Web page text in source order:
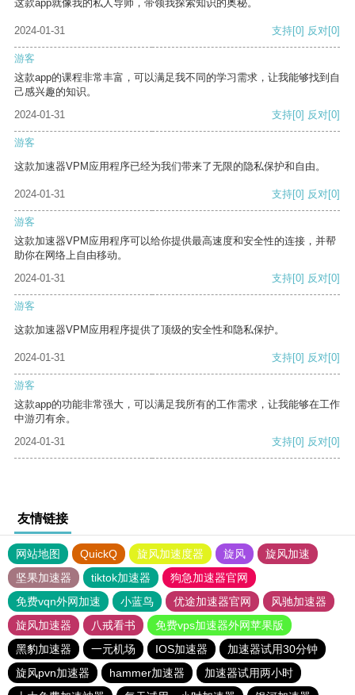
这款app就像我的私人导师，带领我探索知识的奥秘。
2024-01-31 支持[0] 反对[0]
游客
这款app的课程非常丰富，可以满足我不同的学习需求，让我能够找到自
己感兴趣的知识。
2024-01-31
支持[0] 反对[0]
游客
这款加速器VPM应用程序已经为我们带来了无限的隐私保护和自由。
2024-01-31 支持[0] 反对[0]
游客
这款加速器VPM应用程序可以给你提供最高速度和安全性的连接，并帮
助你在网络上自由移动。
2024-01-31
支持[0] 反对[0]
游客
这款加速器VPM应用程序提供了顶级的安全性和隐私保护。
2024-01-31 支持[0] 反对[0]
游客
这款app的功能非常强大，可以满足我所有的工作需求，让我能够在工作
中游刃有余。
2024-01-31
支持[0] 反对[0]
友情链接
网站地图 QuickQ 旋风加速度器 旋风
旋风加速
坚果加速器
tiktok加速器
狗急加速器官网
免费vqn外网加速
小蓝鸟 优途加速器官网
风驰加速器
旋风加速器
八戒看书
免费vps加速器外网苹果版
黑豹加速器
一元机场 IOS加速器
加速器试用30分钟
旋风pvn加速器
hammer加速器
加速器试用两小时